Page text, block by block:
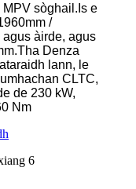
sòghail.Is e
/
agus àirde, agus
Denza
lann, le
CLTC,
de 230 kW,
​​Nm